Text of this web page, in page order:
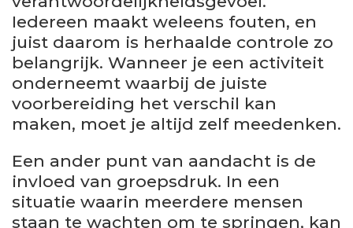
Iedereen maakt weleens fouten, en
juist daarom is herhaalde controle zo
belangrijk. Wanneer je een activiteit
onderneemt waarbij de juiste
voorbereiding het verschil kan
maken, moet je altijd zelf meedenken.
Een ander punt van aandacht is de
invloed van groepsdruk. In een
situatie waarin meerdere mensen
staan te wachten om te springen, kan